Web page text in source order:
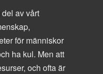
av vårt
för människor
ha kul. Men att
och ofta är